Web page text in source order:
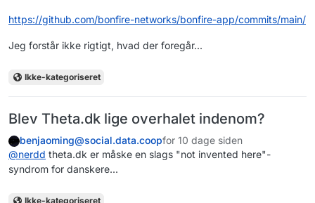
https://github.com/bonfire-networks/bonfire-app/commits/main/
Jeg forstår ikke rigtigt, hvad der foregår...
Ikke-kategoriseret
Blev Theta.dk lige overhalet indenom?
benjaoming@social.data.coopfor 10 dage siden
@nerdd theta.dk er måske en slags "not invented here"-
syndrom for danskere...
Ikke-kategoriseret